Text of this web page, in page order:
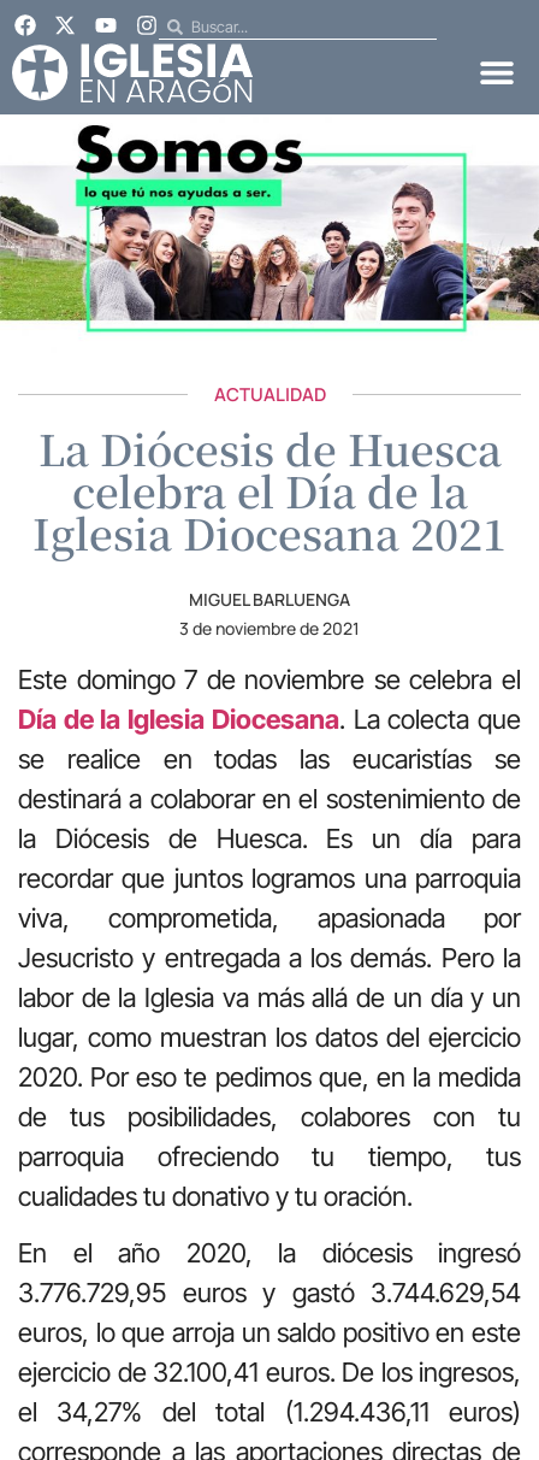
ACTUALIDAD
La Diócesis de Huesca
celebra el Día de la
Iglesia Diocesana 2021
MIGUEL BARLUENGA
3 de noviembre de 2021
Este domingo 7 de noviembre se celebra el
Día de la Iglesia Diocesana. La colecta que
se realice en todas las eucaristías se
destinará a colaborar en el sostenimiento de
la Diócesis de Huesca. Es un día para
recordar que juntos logramos una parroquia
viva, comprometida, apasionada por
Jesucristo y entregada a los demás. Pero la
labor de la Iglesia va más allá de un día y un
lugar, como muestran los datos del ejercicio
2020. Por eso te pedimos que, en la medida
de tus posibilidades, colabores con tu
parroquia ofreciendo tu tiempo, tus
cualidades tu donativo y tu oración.
En el año 2020, la diócesis ingresó
3.776.729,95 euros y gastó 3.744.629,54
euros, lo que arroja un saldo positivo en este
ejercicio de 32.100,41 euros. De los ingresos,
el 34,27% del total (1.294.436,11 euros)
corresponde a las aportaciones directas de